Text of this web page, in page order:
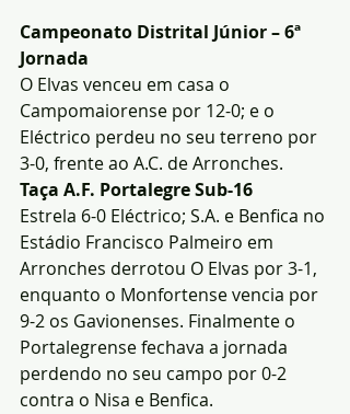
Campeonato Distrital Júnior – 6ª
Jornada
O Elvas venceu em casa o
Campomaiorense por 12-0; e o
Eléctrico perdeu no seu terreno por
3-0, frente ao A.C. de Arronches.
Taça A.F. Portalegre Sub-16
Estrela 6-0 Eléctrico; S.A. e Benfica no
Estádio Francisco Palmeiro em
Arronches derrotou O Elvas por 3-1,
enquanto o Monfortense vencia por
9-2 os Gavionenses. Finalmente o
Portalegrense fechava a jornada
perdendo no seu campo por 0-2
contra o Nisa e Benfica.